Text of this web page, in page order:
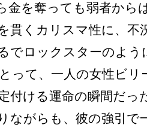
金を奪っても弱者から
貫くカリスマ性に、不
でロックスターのよ
って、一人の女性ビリ
付ける運命の瞬間だっ
ながらも、彼の強引で